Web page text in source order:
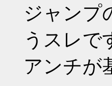
ジャンプ
うスレで
アンチが